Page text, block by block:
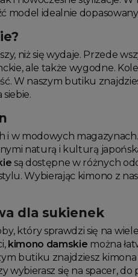
model idealnie
niż się wydaje. Przede
ale także wygodne.
W naszym butiku
i w modowych
naturą i kulturą
są dostępne w różnych
Wybierając kimono z
dla sukienek
który sprawdzi się na
kimono damskie można
butiku znajdziesz
się na spacer,